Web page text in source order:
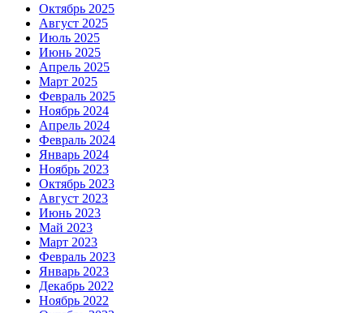
Октябрь 2025
Август 2025
Июль 2025
Июнь 2025
Апрель 2025
Март 2025
Февраль 2025
Ноябрь 2024
Апрель 2024
Февраль 2024
Январь 2024
Ноябрь 2023
Октябрь 2023
Август 2023
Июнь 2023
Май 2023
Март 2023
Февраль 2023
Январь 2023
Декабрь 2022
Ноябрь 2022